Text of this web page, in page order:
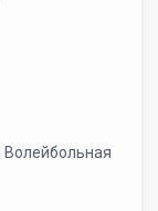
Волейбольная